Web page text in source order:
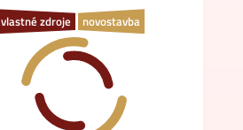
vlastné zdroje novostavba